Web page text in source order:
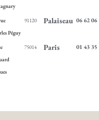
Péguy
91120 Palaiseau 06 62 06
75014 Paris 01 43 35